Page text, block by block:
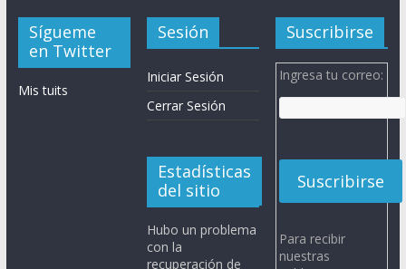
Sígueme
en Twitter
Mis tuits
Sesión
Iniciar Sesión
Cerrar Sesión
Estadísticas
del sitio
Hubo un problema
con la
recuperación de
Suscribirse
Ingresa tu correo:
Para recibir
nuestras